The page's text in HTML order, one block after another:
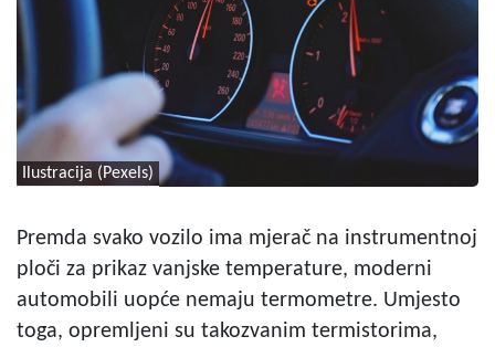
Ilustracija (Pexels)
Premda svako vozilo ima mjerač na instrumentnoj
ploči za prikaz vanjske temperature, moderni
automobili uopće nemaju termometre. Umjesto
toga, opremljeni su takozvanim termistorima,